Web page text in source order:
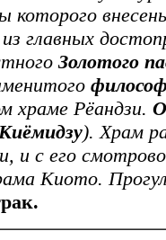
которого
главных
Золотого
храме Рёандзи.
). Храм
и с его
Киото.